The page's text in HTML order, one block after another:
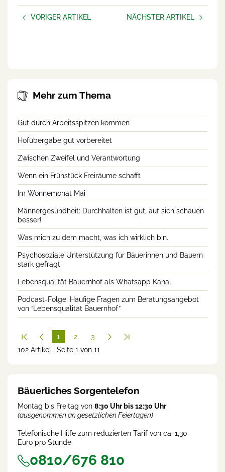
VORIGER ARTIKEL
NÄCHSTER ARTIKEL
Mehr zum Thema
Gut durch Arbeitsspitzen kommen
Hofübergabe gut vorbereitet
Zwischen Zweifel und Verantwortung
Wenn ein Frühstück Freiräume schafft
Im Wonnemonat Mai
Männergesundheit: Durchhalten ist gut, auf sich schauen
besser!
Was mich zu dem macht, was ich wirklich bin.
Psychosoziale Unterstützung für Bäuerinnen und Bauern
stark gefragt
Lebensqualität Bauernhof als Whatsapp Kanal
Podcast-Folge: Häufige Fragen zum Beratungsangebot
von “Lebensqualität Bauernhof”
1
(cur
2
3
102 Artikel | Seite 1 von 11
Bäuerliches Sorgentelefon
Montag bis Freitag von 8:30 Uhr bis 12:30 Uhr
(ausgenommen an gesetzlichen Feiertagen)
Telefonische Hilfe zum reduzierten Tarif von ca. 1,30
Euro pro Stunde:
0810/676 810